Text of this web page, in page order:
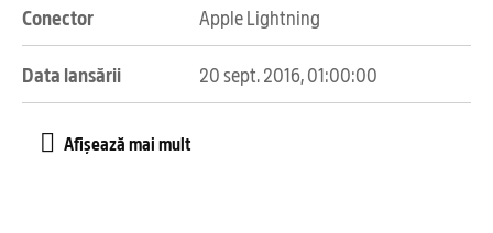
Conector Apple Lightning
Data lansării 20 sept. 2016, 01:00:00